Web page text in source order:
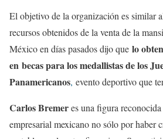
El objetivo de la organización es similar
recursos obtenidos de la venta de la
México en días pasados dijo que lo
en becas para los medallistas de los
Panamericanos, evento deportivo que
Carlos Bremeres una figura
empresarial mexicano no sólo por haber